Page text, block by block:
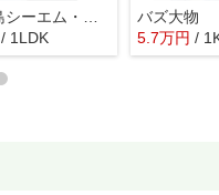
杭瀬寺島シーエム・ドゥ
/ 1LDK
バズ大物
5.7万円 /